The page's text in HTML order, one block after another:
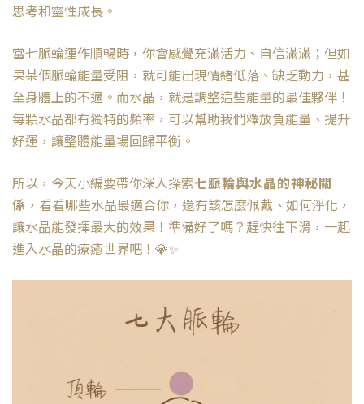
思考和靈性成長。
當七脈輪運作順暢時，你會感覺充滿活力、自信滿滿；但如
果某個脈輪能量受阻，就可能出現情緒低落、缺乏動力，甚
至身體上的不適。而水晶，就是調整這些能量的最佳夥伴！
每顆水晶都有獨特的頻率，可以幫助我們釋放負能量、提升
好運，讓整體能量場回歸平衡。
所以，今天小編要帶你深入探索七脈輪與水晶的神秘關
係 ，看看哪些水晶最適合你，還有該怎麼佩戴、如何淨化，
讓水晶能發揮最大的效果！準備好了嗎？趕快往下滑，一起
進入水晶的療癒世界吧！💎✨